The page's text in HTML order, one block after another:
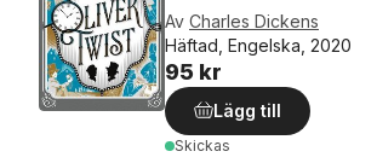
Av Charles Dickens
Häftad, Engelska, 2020
95 kr
Lägg till
Skickas